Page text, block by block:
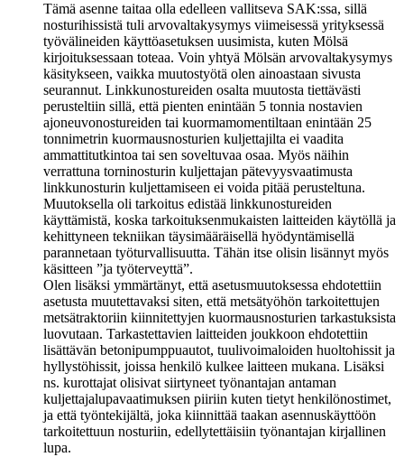
Tämä asenne taitaa olla edelleen vallitseva SAK:ssa, sillä
nosturihissistä tuli arvovaltakysymys viimeisessä yrityksessä
työvälineiden käyttöasetuksen uusimista, kuten Mölsä
kirjoituksessaan toteaa. Voin yhtyä Mölsän arvovaltakysymys
käsitykseen, vaikka muutostyötä olen ainoastaan sivusta
seurannut. Linkkunostureiden osalta muutosta tiettävästi
perusteltiin sillä, että pienten enintään 5 tonnia nostavien
ajoneuvonostureiden tai kuormamomentiltaan enintään 25
tonnimetrin kuormausnosturien kuljettajilta ei vaadita
ammattitutkintoa tai sen soveltuvaa osaa. Myös näihin
verrattuna torninosturin kuljettajan pätevyysvaatimusta
linkkunosturin kuljettamiseen ei voida pitää perusteltuna.
Muutoksella oli tarkoitus edistää linkkunostureiden
käyttämistä, koska tarkoituksenmukaisten laitteiden käytöllä ja
kehittyneen tekniikan täysimääräisellä hyödyntämisellä
parannetaan työturvallisuutta. Tähän itse olisin lisännyt myös
käsitteen ”ja työterveyttä”.
Olen lisäksi ymmärtänyt, että asetusmuutoksessa ehdotettiin
asetusta muutettavaksi siten, että metsätyöhön tarkoitettujen
metsätraktoriin kiinnitettyjen kuormausnosturien tarkastuksista
luovutaan. Tarkastettavien laitteiden joukkoon ehdotettiin
lisättävän betonipumppuautot, tuulivoimaloiden huoltohissit ja
hyllystöhissit, joissa henkilö kulkee laitteen mukana. Lisäksi
ns. kurottajat olisivat siirtyneet työnantajan antaman
kuljettajalupavaatimuksen piiriin kuten tietyt henkilönostimet,
ja että työntekijältä, joka kiinnittää taakan asennuskäyttöön
tarkoitettuun nosturiin, edellytettäisiin työnantajan kirjallinen
lupa.